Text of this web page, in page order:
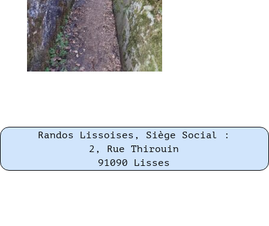
Randos Lissoises, Siège Social :
2, Rue Thirouin
91090 Lisses